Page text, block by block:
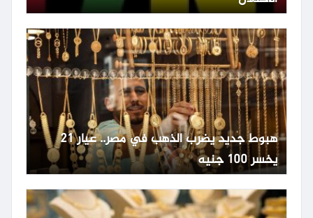
هبوط جديد يضرب الذهب في مصر.. عيار 21
يخسر 100 جنيه